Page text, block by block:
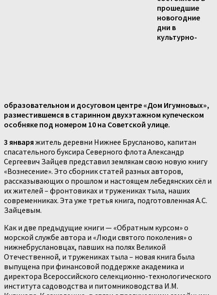
прошедшие
новогодние
дни в
культурно-
образовательном и досуговом центре «Дом Игумновых»,
разместившемся в старинном двухэтажном купеческом
особняке под номером 10 на Советской улице.
3 января житель деревни Нижнее Брусланово, капитан
спасательного буксира Северного флота Александр
Сергеевич Зайцев представил землякам свою новую книгу
«Вознесение». Это сборник статей разных авторов,
рассказывающих о прошлом и настоящем лебедянских сёл и
их жителей – фронтовиках и тружениках тыла, наших
современниках. Эта уже третья книга, подготовленная А.С.
Зайцевым.
Как и две предыдущие книги — «Обратным курсом» о
морской службе автора и «Люди святого поколения» о
нижнебруслановцах, павших на полях Великой
Отечественной, и тружениках тыла – новая книга была
выпущена при финансовой поддержке академика и
директора Всероссийского селекционно-технологического
института садоводства и питомниководства И.М.